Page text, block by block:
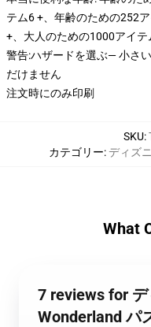
テム6 +、年齢のための252
+、大人のための1000アイテ
警告:ハザードを選ぶ— 小さ
だけません
注文時にのみ印刷
SKU:
カテゴリー:ディズ
What
7 reviews for
Wonderland パ